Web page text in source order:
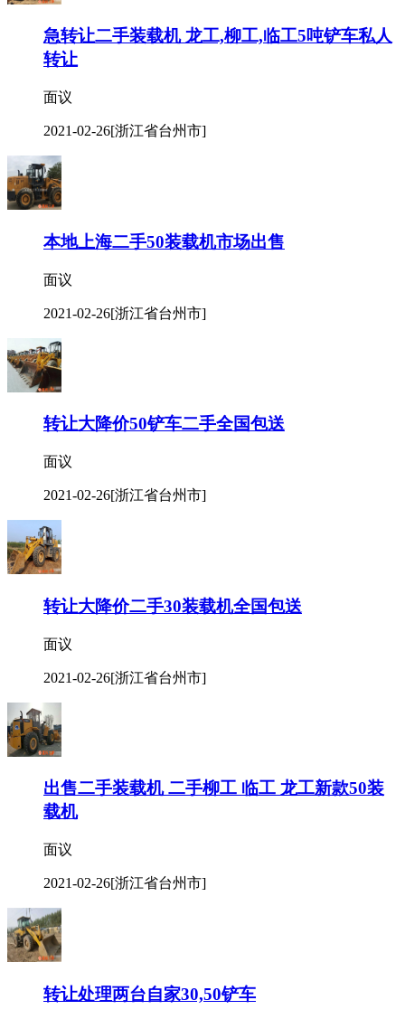
急转让二手装载机 龙工,柳工,临工5吨铲车私人
转让
面议
2021-02-26[浙江省台州市]
本地上海二手50装载机市场出售
面议
2021-02-26[浙江省台州市]
转让大降价50铲车二手全国包送
面议
2021-02-26[浙江省台州市]
转让大降价二手30装载机全国包送
面议
2021-02-26[浙江省台州市]
出售二手装载机 二手柳工 临工 龙工新款50装
载机
面议
2021-02-26[浙江省台州市]
转让处理两台自家30,50铲车